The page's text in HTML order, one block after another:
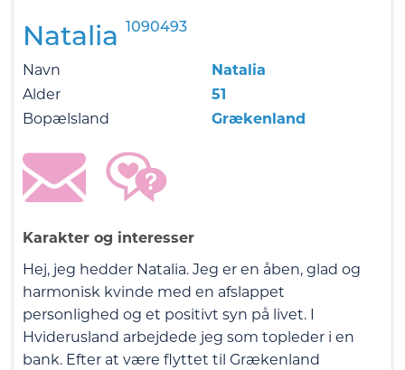
Natalia 1090493
Navn
Natalia
Alder
51
Bopælsland
Grækenland
Karakter og interesser
Hej, jeg hedder Natalia. Jeg er en åben, glad og
harmonisk kvinde med en afslappet
personlighed og et positivt syn på livet. I
Hviderusland arbejdede jeg som topleder i en
bank. Efter at være flyttet til Grækenland